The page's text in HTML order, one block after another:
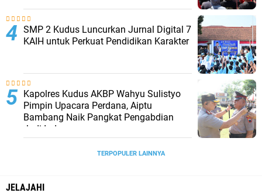
SMP 2 Kudus Luncurkan Jurnal Digital 7
KAIH untuk Perkuat Pendidikan Karakter
Kapolres Kudus AKBP Wahyu Sulistyo
Pimpin Upacara Perdana, Aiptu
Bambang Naik Pangkat Pengabdian
Jadi Ipda
TERPOPULER LAINNYA
JELAJAHI